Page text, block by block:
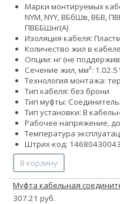
Марки монтируемых
NYM, NYY, ВБбШв, ВБВ,
ПВББШнг(А)
Изоляция кабеля:
Количество жил в
Опции: нг (не
Сечение жил, мм²: 1.02.5
Технология монтажа:
Тип кабеля: без брони
Тип муфты:
Тип установки: В
Рабочее напряжение,
Температура
Штрих-код:
В корзину
Муфта кабельная
307.21 руб.